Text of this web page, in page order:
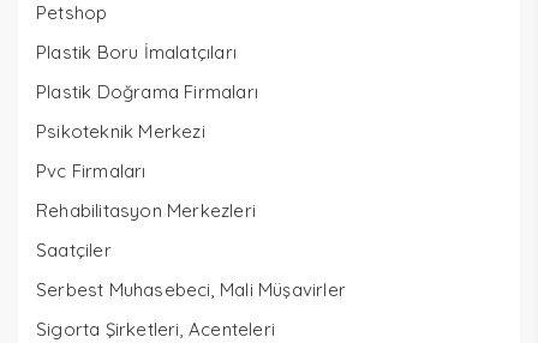
Petshop
Plastik Boru İmalatçıları
Plastik Doğrama Firmaları
Psikoteknik Merkezi
Pvc Firmaları
Rehabilitasyon Merkezleri
Saatçiler
Serbest Muhasebeci, Mali Müşavirler
Sigorta Şirketleri, Acenteleri